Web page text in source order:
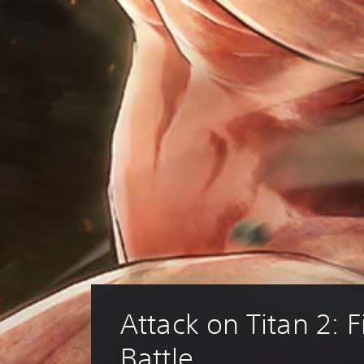
Attack on Titan 2: